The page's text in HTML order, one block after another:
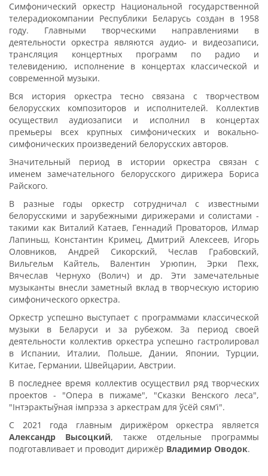
Симфонический оркестр Национальной государственной
телерадиокомпании Республики Беларусь создан в 1958
году. Главными творческими направлениями в
деятельности оркестра являются аудио- и видеозаписи,
трансляция концертных программ по радио и
телевидению, исполнение в концертах классической и
современной музыки.
Вся история оркестра тесно связана с творчеством
белорусских композиторов и исполнителей. Коллектив
осуществил аудиозаписи и исполнил в концертах
премьеры всех крупных симфонических и вокально-
симфонических произведений белорусских авторов.
Значительный период в истории оркестра связан с
именем замечательного белорусского дирижера Бориса
Райского.
В разные годы оркестр сотрудничал с известными
белорусскими и зарубежными дирижерами и солистами -
такими как Виталий Катаев, Геннадий Проваторов, Илмар
Лапиньш, Константин Кримец, Дмитрий Алексеев, Игорь
Оловников, Андрей Сикорский, Чеслав Грабовский,
Вильгельм Кайтель, Валентин Урюпин, Эрки Пехк,
Вячеслав Чернухо (Волич) и др. Эти замечательные
музыканты внесли заметный вклад в творческую историю
симфонического оркестра.
Оркестр успешно выступает с программами классической
музыки в Беларуси и за рубежом. За период своей
деятельности коллектив оркестра успешно гастролировал
в Испании, Италии, Польше, Дании, Японии, Турции,
Китае, Германии, Швейцарии, Австрии.
В последнее время коллектив осуществил ряд творческих
проектов - "Опера в пижаме", "Сказки Венского леса",
"Інтэрактыўная імпрэза з аркестрам для ўсёй сям’і".
C 2021 года главным дирижёром оркестра является
Александр Высоцкий, также отдельные программы
подготавливает и проводит дирижёр Владимир Оводок.